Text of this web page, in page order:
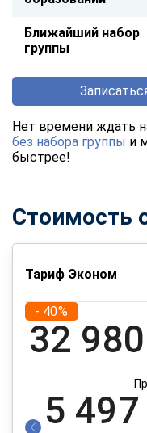
Ближайший набор
группы
Нет времени ждать
без набора группы и
быстрее!
Стоимость
Тариф Эконом
- 40%
32
5 497